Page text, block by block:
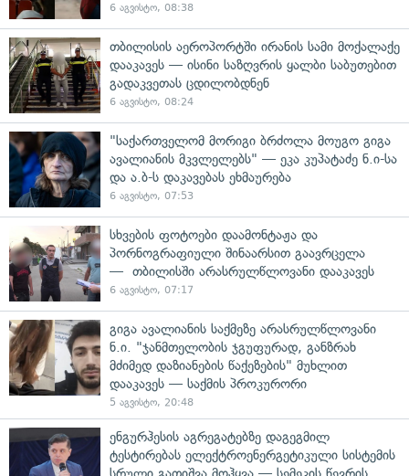
6 აგვისტო, 08:38
თბილისის აეროპორტში ირანის სამი მოქალაქე
დააკავეს — ისინი საზღვრის ყალბი საბუთებით
გადაკვეთას ცდილობდნენ
6 აგვისტო, 08:24
"საქართველომ მორიგი ბრძოლა მოუგო გიგა
ავალიანის მკვლელებს" — ეკა კუპატაძე ნ.ი-სა
და ა.ბ-ს დაკავებას ეხმაურება
6 აგვისტო, 07:53
სხვების ფოტოები დაამონტაჟა და
პორნოგრაფიული შინაარსით გაავრცელა
— თბილისში არასრულწლოვანი დააკავეს
6 აგვისტო, 07:17
გიგა ავალიანის საქმეზე არასრულწლოვანი
ნ.ი. "ჯანმთელობის ჯგუფურად, განზრახ
მძიმედ დაზიანების წაქეზების" მუხლით
დააკავეს — საქმის პროკურორი
5 აგვისტო, 20:48
ენგურჰესის აგრეგატებზე დაგეგმილ
ტესტირებას ელექტროენერგეტიკული სისტემის